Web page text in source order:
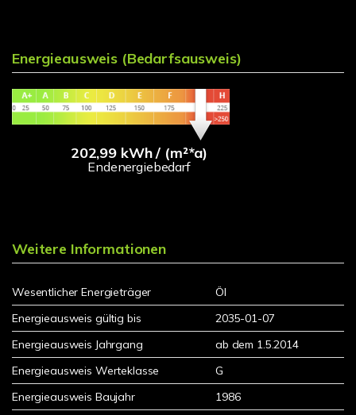
Energieausweis (Bedarfsausweis)
202,99 kWh / (m²*a)
Endenergiebedarf
Weitere Informationen
Wesentlicher Energieträger
Öl
Energieausweis gültig bis
2035-01-07
Energieausweis Jahrgang
ab dem 1.5.2014
Energieausweis Werteklasse
G
Energieausweis Baujahr
1986